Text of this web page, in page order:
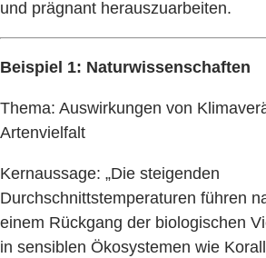
und prägnant herauszuarbeiten.
Beispiel 1: Naturwissenschaften
Thema: Auswirkungen von
Artenvielfalt
Kernaussage: „Die steigenden
Durchschnittstemperaturen führen
einem Rückgang der biologischen
in sensiblen Ökosystemen wie